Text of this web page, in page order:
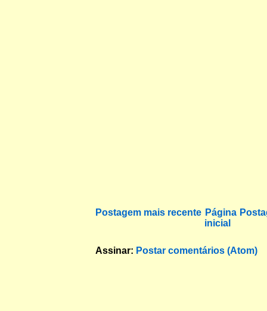
Postagem mais recente Página
inicial
Assinar: Postar comentários (Atom)